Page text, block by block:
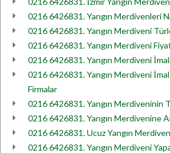
0216 6426831. Yangın Merdivenleri
0216 6426831. Yangın Merdiveni
0216 6426831. Yangın Merdiveni
0216 6426831. Yangın Merdiveni
0216 6426831. Yangın Merdiveni
Firmalar
0216 6426831. Yangın Merdiveninin
0216 6426831. Yangın Merdivenine
0216 6426831. Ucuz Yangın
0216 6426831. Yangın Merdiveni